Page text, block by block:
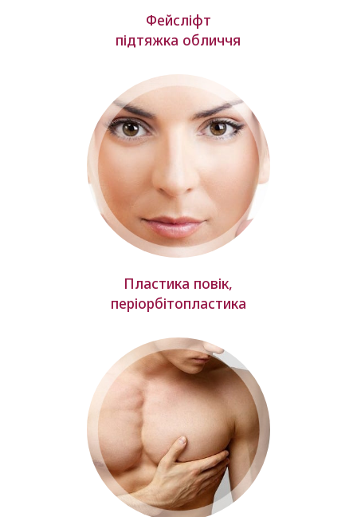
Фейсліфт
підтяжка обличчя
Пластика повік,
періорбітопластика